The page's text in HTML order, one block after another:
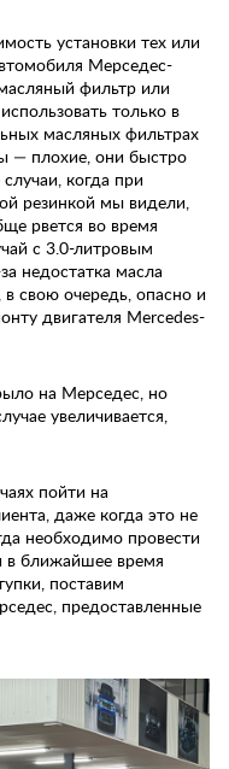
установки тех или
Мерседес-
фильтр или
только в
масляных фильтрах
— плохие, они быстро
когда при
резинкой мы видели,
рвется во время
с 3.0-литровым
недостатка масла
свою очередь, опасно и
двигателя Mercedes-
на Мерседес, но
увеличивается,
пойти на
даже когда это не
необходимо провести
в ближайшее время
поставим
предоставленные